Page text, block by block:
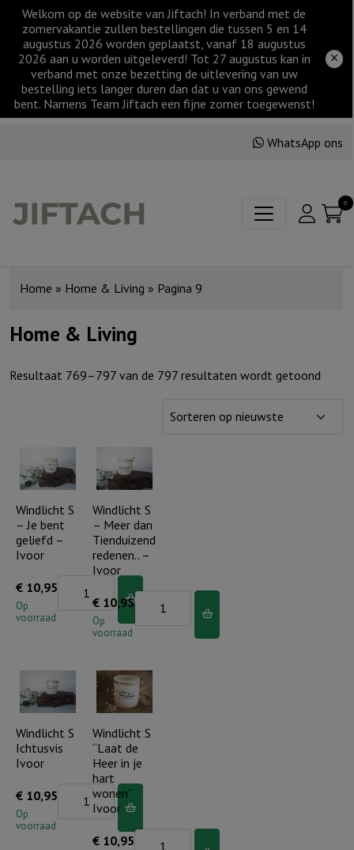
Welkom op de website van Jiftach! In verband met de
zomervakantie zullen bestellingen die tussen 5 en 14
augustus 2026 worden geplaatst, vanaf 18 augustus
2026 aan u worden uitgeleverd! Tot 27 augustus kan in
verband met onze bezetting de uitlevering van uw
bestelling iets langer duren dan dat u van ons gewend
bent. Namens Team Jiftach een fijne zomer toegewenst!
WhatsApp ons
0
Home » Home & Living » Pagina 9
Home & Living
Resultaat 769–797 van de 797 resultaten wordt getoond
Windlicht S
– Je bent
geliefd –
Ivoor
€ 10,95
Op
voorraad
bent
geliefd
-
Ivoor
aantal
Windlicht S
– Meer dan
Tienduizend
redenen.. –
Ivoor
€ 10,95
Op
voorraad
Windlicht
S
dan
Tienduizend
redenen..
-
Ivoor
Windlicht S
Ichtusvis
Ivoor
€ 10,95
Op
voorraad
Windlicht
Ichtusvis
Windlicht S
“Laat de
Heer in je
hart
wonen”
Ivoor
€ 10,95